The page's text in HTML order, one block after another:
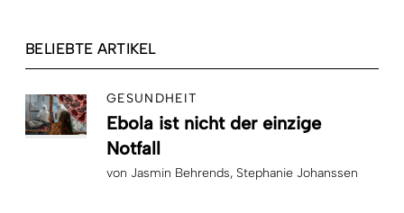
BELIEBTE ARTIKEL
GESUNDHEIT
Ebola ist nicht der einzige
Notfall
von Jasmin Behrends Stephanie Johanssen